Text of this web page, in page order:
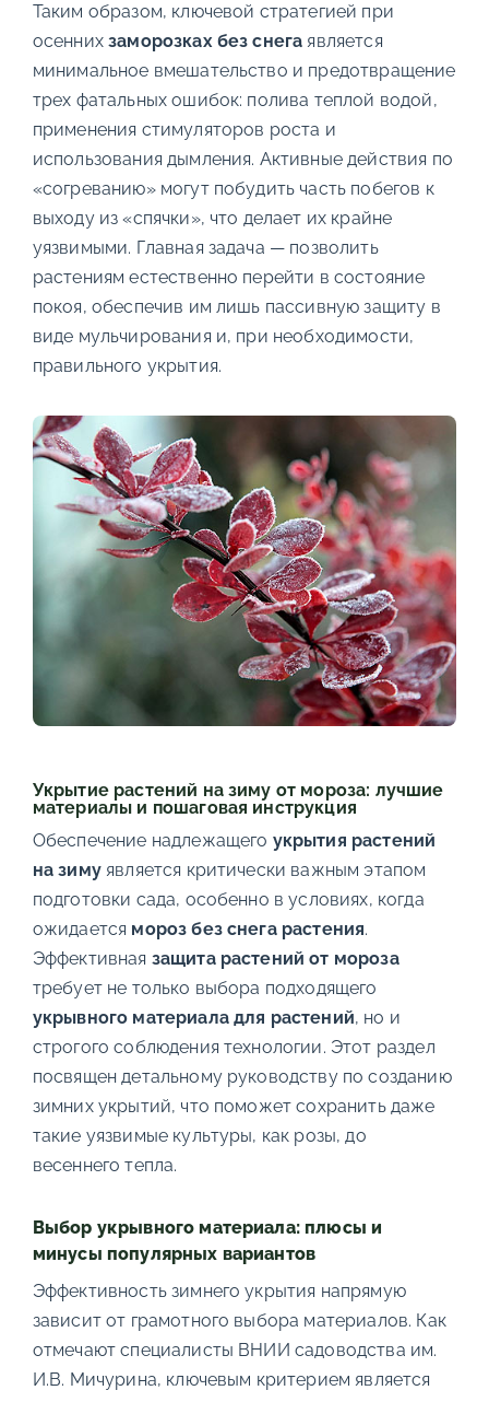
Таким образом, ключевой стратегией при
осеннихзаморозках без снега является
минимальное вмешательство и предотвращение
трех фатальных ошибок: полива теплой водой,
применения стимуляторов роста и
использования дымления. Активные действия по
«согреванию» могут побудить часть побегов к
выходу из «спячки», что делает их крайне
уязвимыми. Главная задача — позволить
растениям естественно перейти в состояние
покоя, обеспечив им лишь пассивную защиту в
виде мульчирования и, при необходимости,
правильного укрытия.
Укрытие растений на зиму от мороза: лучшие
материалы и пошаговая инструкция
Обеспечение надлежащего укрытия растений
на зимуявляется критически важным этапом
подготовки сада, особенно в условиях, когда
ожидается мороз без снега растения.
Эффективная защита растений от мороза
требует не только выбора подходящего
укрывного материала для растений, но и
строгого соблюдения технологии. Этот раздел
посвящен детальному руководству по созданию
зимних укрытий, что поможет сохранить даже
такие уязвимые культуры, как розы, до
весеннего тепла.
Выбор укрывного материала: плюсы и
минусы популярных вариантов
Эффективность зимнего укрытия напрямую
зависит от грамотного выбора материалов. Как
отмечают специалисты ВНИИ садоводства им.
И.В. Мичурина, ключевым критерием является